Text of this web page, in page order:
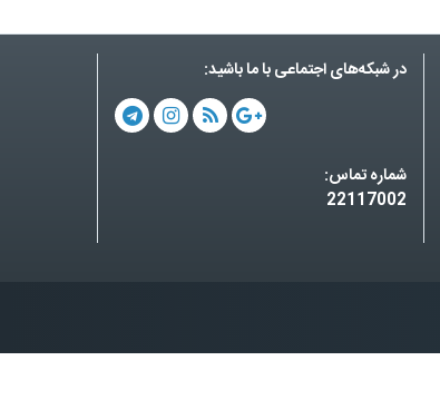
در شبکه‌های اجتماعی با ما باشید:
شماره تماس:
22117002